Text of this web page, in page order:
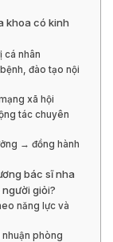
khoa có kinh
cá nhân
đào tạo nội
xã hội
tác chuyên
→ đồng hành
bác sĩ nha
giỏi?
năng lực và
phòng